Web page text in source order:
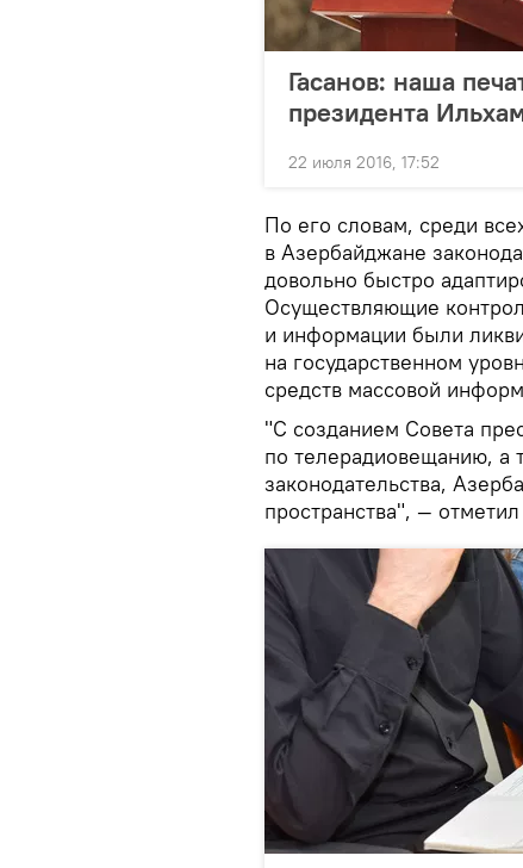
Гасанов: наша
президента
22 июля 2016, 17:52
По его словам, среди
в Азербайджане
довольно быстро
Осуществляющие
и информации были
на государственном
средств массовой
"С созданием Совета
по телерадиовещанию, а
законодательства,
пространства", —